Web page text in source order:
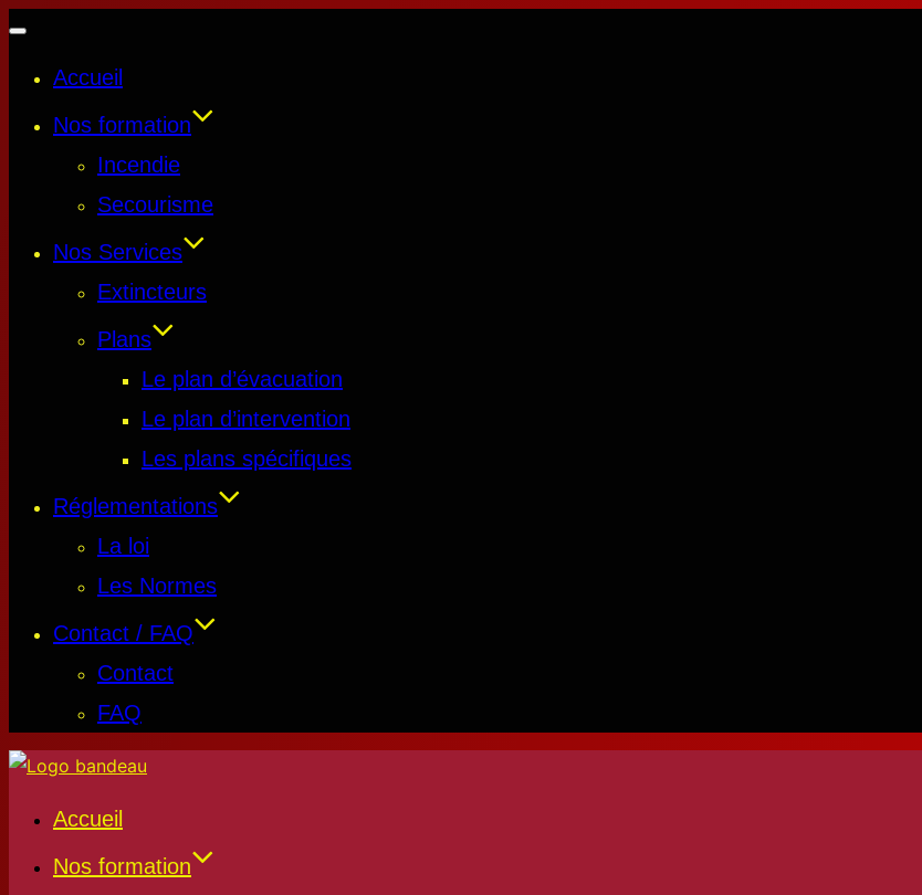
Accueil
Nos formation
Incendie
Secourisme
Nos Services
Extincteurs
Plans
Le plan d’évacuation
Le plan d’intervention
Les plans spécifiques
Réglementations
La loi
Les Normes
Contact / FAQ
Contact
FAQ
Accueil
Nos formation